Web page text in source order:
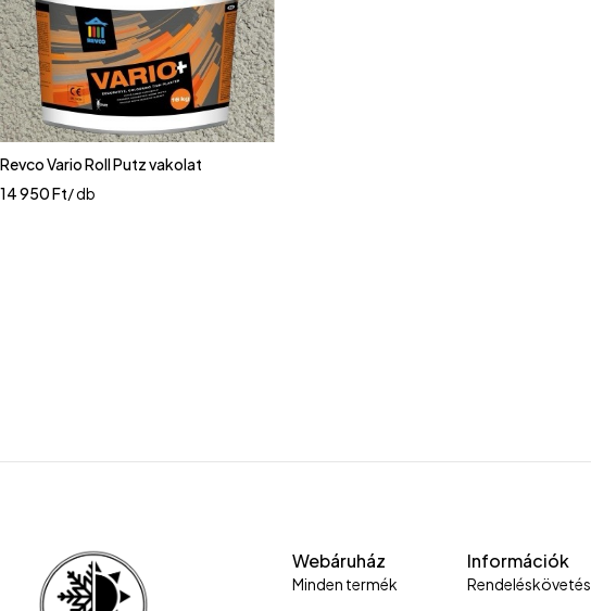
Revco Vario Roll Putz vakolat
14 950Ft/ db
Webáruház
Minden termék
Információk
Rendeléskövetés